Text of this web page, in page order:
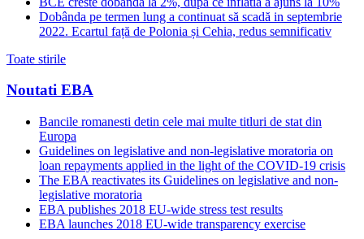
Dobânda pe termen lung a continuat să scadă in septembrie
2022. Ecartul față de Polonia și Cehia, redus semnificativ
Toate stirile
Noutati EBA
Bancile romanesti detin cele mai multe titluri de stat din
Europa
Guidelines on legislative and non-legislative moratoria on
loan repayments applied in the light of the COVID-19 crisis
The EBA reactivates its Guidelines on legislative and non-
legislative moratoria
EBA publishes 2018 EU-wide stress test results
EBA launches 2018 EU-wide transparency exercise